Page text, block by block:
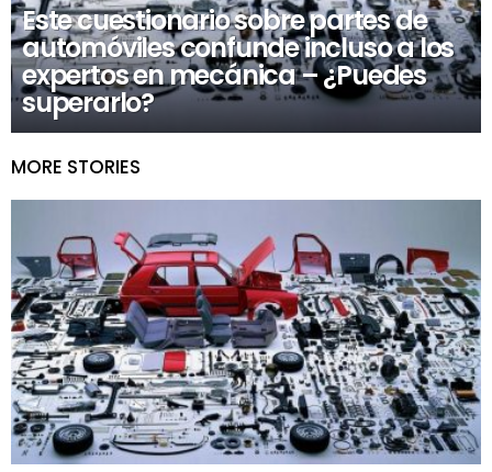
Este cuestionario sobre partes de
automóviles confunde incluso a los
expertos en mecánica – ¿Puedes
superarlo?
MORE STORIES